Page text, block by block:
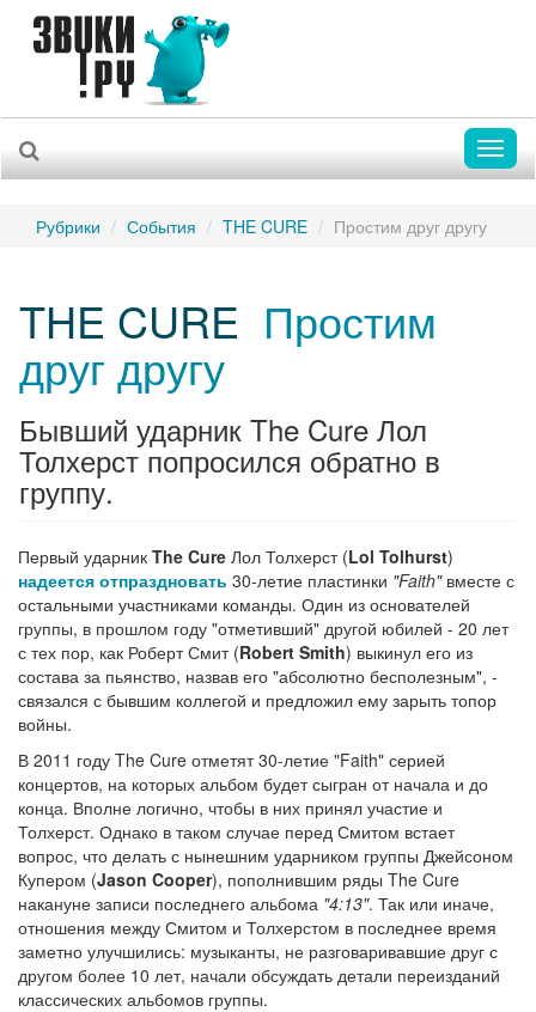
Рубрики События THE CURE Простим друг другу
THE CURE Простим
друг другу
Бывший ударник The Cure Лол
Толхерст попросился обратно в
группу.
Первый ударник The Cure Лол Толхерст (Lol Tolhurst)
надеется отпраздновать 30-летие пластинки "Faith"вместе с
остальными участниками команды. Один из основателей
группы, в прошлом году "отметивший" другой юбилей - 20 лет
с тех пор, как Роберт Смит (Robert Smith) выкинул его из
состава за пьянство, назвав его "абсолютно бесполезным", -
связался с бывшим коллегой и предложил ему зарыть топор
войны.
В 2011 году The Cure отметят 30-летие "Faith" серией
концертов, на которых альбом будет сыгран от начала и до
конца. Вполне логично, чтобы в них принял участие и
Толхерст. Однако в таком случае перед Смитом встает
вопрос, что делать с нынешним ударником группы Джейсоном
Купером (Jason Cooper), пополнившим ряды The Cure
накануне записи последнего альбома "4:13". Так или иначе,
отношения между Смитом и Толхерстом в последнее время
заметно улучшились: музыканты, не разговаривавшие друг с
другом более 10 лет, начали обсуждать детали переизданий
классических альбомов группы.